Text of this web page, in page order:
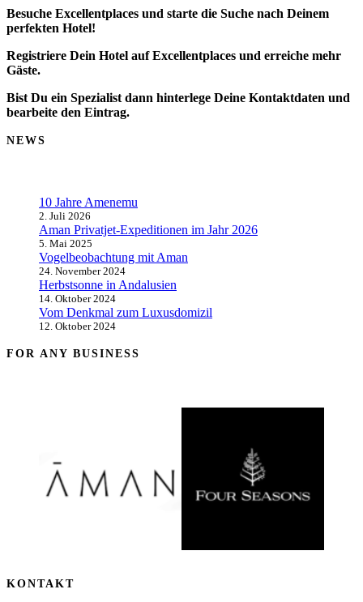
Besuche Excellentplaces und starte die Suche nach Deinem
perfekten Hotel!
Registriere Dein Hotel auf Excellentplaces und erreiche mehr
Gäste.
Bist Du ein Spezialist dann hinterlege Deine Kontaktdaten und
bearbeite den Eintrag.
NEWS
10 Jahre Amenemu
2. Juli 2026
Aman Privatjet-Expeditionen im Jahr 2026
5. Mai 2025
Vogelbeobachtung mit Aman
24. November 2024
Herbstsonne in Andalusien
14. Oktober 2024
Vom Denkmal zum Luxusdomizil
12. Oktober 2024
FOR ANY BUSINESS
KONTAKT